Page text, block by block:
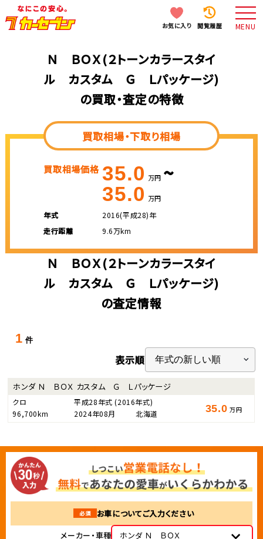
お気に入り 閲覧履歴 MENU
Ｎ ＢＯＸ(２トーンカラースタイ
ル カスタム Ｇ Ｌパッケージ)
の買取・査定の特徴
買取相場・下取り相場
買取相場価格 35.0 万円 ~
35.0 万円
年式
2016(平成28)年
走行距離
9.6万km
Ｎ ＢＯＸ(２トーンカラースタイ
ル カスタム Ｇ Ｌパッケージ)
の査定情報
1 件
表示順
ホンダ Ｎ ＢＯＸ カスタム Ｇ Ｌパッケージ
クロ 平成28年式(2016年式)
96,700km
2024年08月 北海道 35.0 万円
必須
お車についてご入力ください
メーカー・車種
ホンダ Ｎ ＢＯＸ